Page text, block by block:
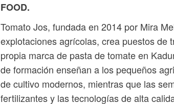
FOOD.
Tomato Jos, fundada en 2014 por Mira
explotaciones agrícolas, crea puestos de
propia marca de pasta de tomate en
de formación enseñan a los pequeños
de cultivo modernos, mientras que las
fertilizantes y las tecnologías de alta